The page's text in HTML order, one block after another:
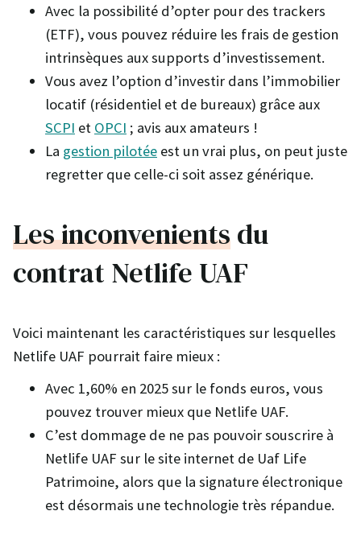
Avec la possibilité d’opter pour des trackers
(ETF), vous pouvez réduire les frais de gestion
intrinsèques aux supports d’investissement.
Vous avez l’option d’investir dans l’immobilier
locatif (résidentiel et de bureaux) grâce aux
SCPI et OPCI ; avis aux amateurs !
La gestion pilotée est un vrai plus, on peut juste
regretter que celle-ci soit assez générique.
Les inconvenientsdu
contrat Netlife UAF
Voici maintenant les caractéristiques sur lesquelles
Netlife UAF pourrait faire mieux :
Avec 1,60% en 2025 sur le fonds euros, vous
pouvez trouver mieux que Netlife UAF.
C’est dommage de ne pas pouvoir souscrire à
Netlife UAF sur le site internet de Uaf Life
Patrimoine, alors que la signature électronique
est désormais une technologie très répandue.